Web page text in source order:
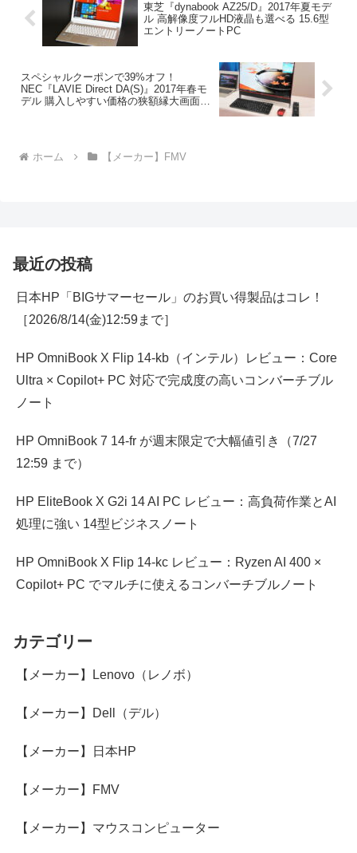
東芝『dynabook AZ25/D』2017年夏モデ
ル 高解像度フルHD液晶も選べる 15.6型
エントリーノートPC
スペシャルクーポンで39%オフ！
NEC『LAVIE Direct DA(S)』2017年春モ
デル 購入しやすい価格の狭額縁大画面オ
ホーム 【メーカー】FMV
最近の投稿
日本HP「BIGサマーセール」のお買い得製品はコレ！
［2026/8/14(金)12:59まで］
HP OmniBook X Flip 14-kb（インテル）レビュー：Core
Ultra × Copilot+ PC 対応で完成度の高いコンバーチブル
ノート
HP OmniBook 7 14-fr が週末限定で大幅値引き（7/27
12:59 まで）
HP EliteBook X G2i 14 AI PC レビュー：高負荷作業とAI
処理に強い 14型ビジネスノート
HP OmniBook X Flip 14-kc レビュー：Ryzen AI 400 ×
Copilot+ PC でマルチに使えるコンバーチブルノート
カテゴリー
【メーカー】Lenovo（レノボ）
【メーカー】Dell（デル）
【メーカー】日本HP
【メーカー】FMV
【メーカー】マウスコンピューター